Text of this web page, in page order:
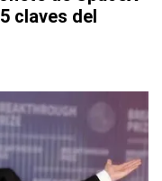
claves del